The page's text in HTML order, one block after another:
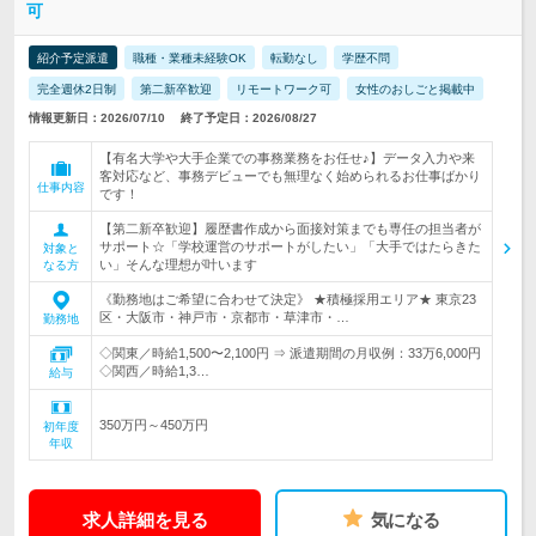
可
紹介予定派遣 職種・業種未経験OK 転勤なし 学歴不問
完全週休2日制 第二新卒歓迎 リモートワーク可 女性のおしごと掲載中
情報更新日：2026/07/10 終了予定日：2026/08/27
仕事内容
【有名大学や大手企業での事務業務をお任せ♪】データ入力や来
客対応など、事務デビューでも無理なく始められるお仕事ばかり
です！
対象と
なる方
【第二新卒歓迎】履歴書作成から面接対策までも専任の担当者が
サポート☆「学校運営のサポートがしたい」「大手ではたらきた
い」そんな理想が叶います
勤務地
《勤務地はご希望に合わせて決定》 ★積極採用エリア★ 東京23
区・大阪市・神戸市・京都市・草津市・…
給与
◇関東／時給1,500〜2,100円 ⇒ 派遣期間の月収例：33万6,000円
◇関西／時給1,3…
初年度
年収
350万円～450万円
求人詳細を見る 気になる